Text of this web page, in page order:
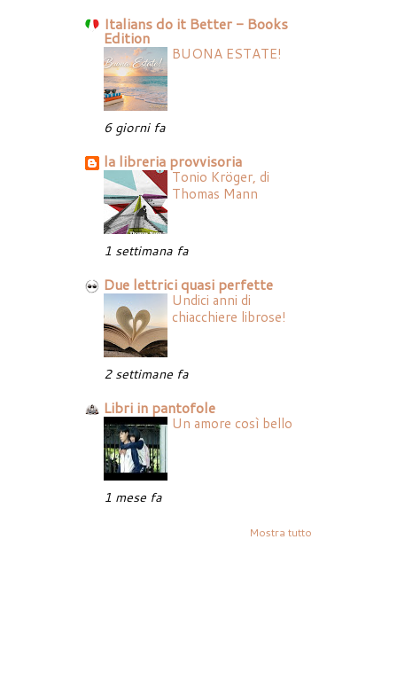
Italians do it Better - Books
Edition
BUONA ESTATE!
6 giorni fa
la libreria provvisoria
Tonio Kröger, di
Thomas Mann
1 settimana fa
Due lettrici quasi perfette
Undici anni di
chiacchiere librose!
2 settimane fa
Libri in pantofole
Un amore così bello
1 mese fa
Mostra tutto